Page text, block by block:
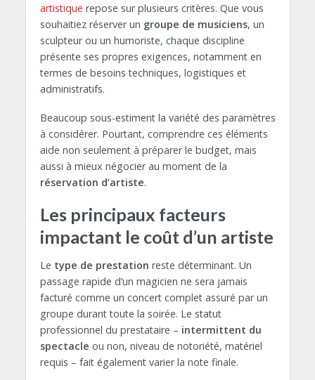
artistique repose sur plusieurs critères. Que vous
souhaitiez réserver un groupe de musiciens, un
sculpteur ou un humoriste, chaque discipline
présente ses propres exigences, notamment en
termes de besoins techniques, logistiques et
administratifs.
Beaucoup sous-estiment la variété des paramètres
à considérer. Pourtant, comprendre ces éléments
aide non seulement à préparer le budget, mais
aussi à mieux négocier au moment de la
réservation d’artiste.
Les principaux facteurs
impactant le coût d’un artiste
Le type de prestation reste déterminant. Un
passage rapide d’un magicien ne sera jamais
facturé comme un concert complet assuré par un
groupe durant toute la soirée. Le statut
professionnel du prestataire – intermittent du
spectacle ou non, niveau de notoriété, matériel
requis – fait également varier la note finale.